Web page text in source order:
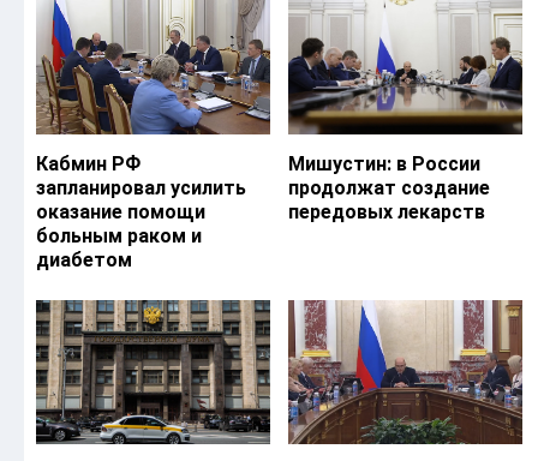
Кабмин РФ
запланировал усилить
оказание помощи
больным раком и
диабетом
Мишустин: в России
продолжат создание
передовых лекарств